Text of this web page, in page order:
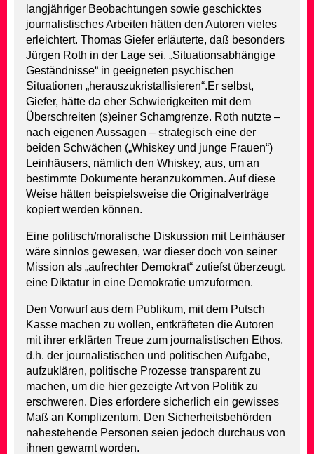
langjähriger Beobachtungen sowie geschicktes
journalistisches Arbeiten hätten den Autoren vieles
erleichtert. Thomas Giefer erläuterte, daß besonders
Jürgen Roth in der Lage sei, „Situationsabhängige
Geständnisse“ in geeigneten psychischen
Situationen „herauszukristallisieren“.Er selbst,
Giefer, hätte da eher Schwierigkeiten mit dem
Überschreiten (s)einer Schamgrenze. Roth nutzte –
nach eigenen Aussagen – strategisch eine der
beiden Schwächen („Whiskey und junge Frauen“)
Leinhäusers, nämlich den Whiskey, aus, um an
bestimmte Dokumente heranzukommen. Auf diese
Weise hätten beispielsweise die Originalverträge
kopiert werden können.
Eine politisch/moralische Diskussion mit Leinhäuser
wäre sinnlos gewesen, war dieser doch von seiner
Mission als „aufrechter Demokrat“ zutiefst überzeugt,
eine Diktatur in eine Demokratie umzuformen.
Den Vorwurf aus dem Publikum, mit dem Putsch
Kasse machen zu wollen, entkräfteten die Autoren
mit ihrer erklärten Treue zum journalistischen Ethos,
d.h. der journalistischen und politischen Aufgabe,
aufzuklären, politische Prozesse transparent zu
machen, um die hier gezeigte Art von Politik zu
erschweren. Dies erfordere sicherlich ein gewisses
Maß an Komplizentum. Den Sicherheitsbehörden
nahestehende Personen seien jedoch durchaus von
ihnen gewarnt worden.